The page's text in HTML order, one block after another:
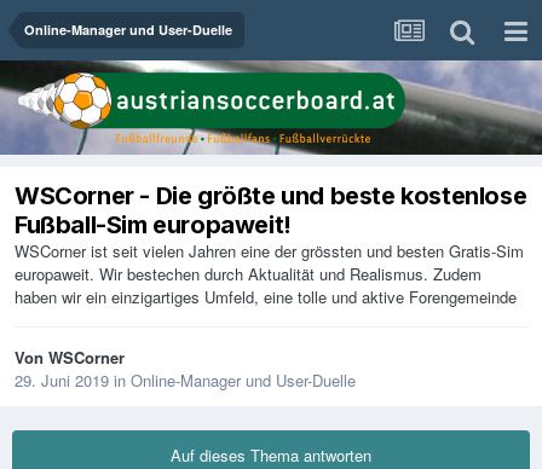
Online-Manager und User-Duelle
WSCorner - Die größte und beste kostenlose
Fußball-Sim europaweit!
WSCorner ist seit vielen Jahren eine der grössten und besten Gratis-Sim
europaweit. Wir bestechen durch Aktualität und Realismus. Zudem
haben wir ein einzigartiges Umfeld, eine tolle und aktive Forengemeinde
Von WSCorner
29. Juni 2019 in Online-Manager und User-Duelle
Auf dieses Thema antworten